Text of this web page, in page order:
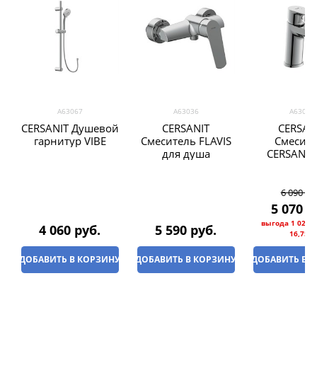
А63067
CERSANIT Душевой
гарнитур VIBE
4 060 руб.
ДОБАВИТЬ В КОРЗИНУ
А63036
CERSANIT
Смеситель FLAVIS
для душа
5 590 руб.
ДОБАВИТЬ В КОРЗИНУ
А63030
6 090
5 070
выгода 1 020
16,75%
ДОБАВИТЬ В